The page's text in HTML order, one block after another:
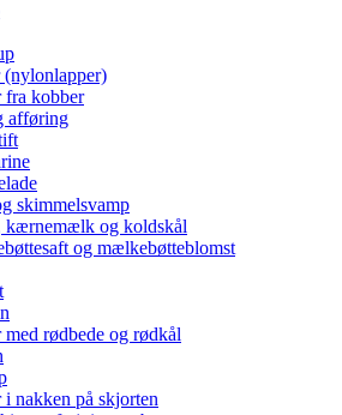
fra kobber
afføring
skimmelsvamp
kærnemælk og koldskål
og mælkebøtteblomst
med rødbede og rødkål
i nakken på skjorten